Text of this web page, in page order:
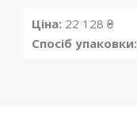
Ціна: 22 128 ₴
Спосіб упаковки: